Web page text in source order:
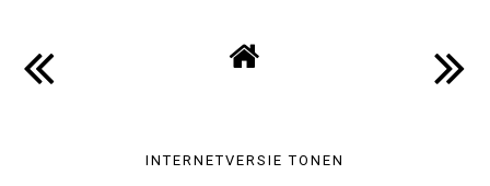
INTERNETVERSIE TONEN